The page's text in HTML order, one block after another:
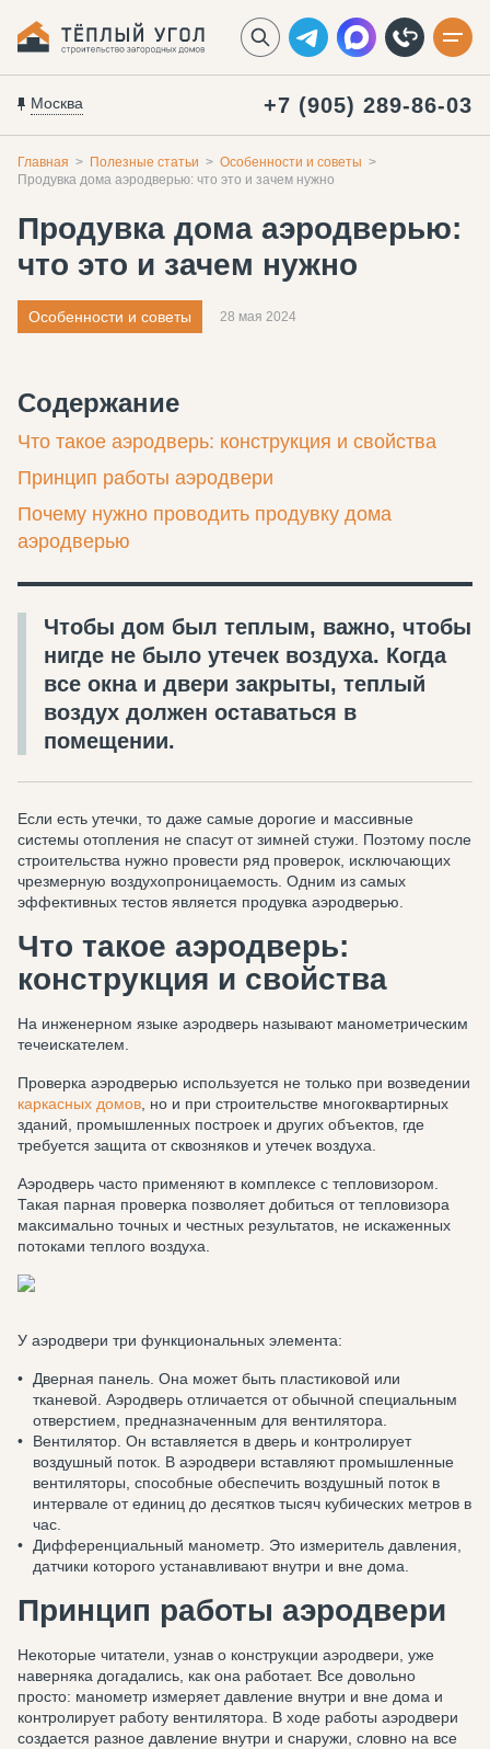
Москва +7 (905) 289-86-03
Главная Полезные статьи
Особенности и советы
Продувка дома аэродверью: что это и зачем нужно
Продувка дома аэродверью:
что это и зачем нужно
Особенности и советы 28 мая 2024
Содержание
Что такое аэродверь: конструкция и свойства
Принцип работы аэродвери
Почему нужно проводить продувку дома
аэродверью
Чтобы дом был теплым, важно, чтобы
нигде не было утечек воздуха. Когда
все окна и двери закрыты, теплый
воздух должен оставаться в
помещении.
Если есть утечки, то даже самые дорогие и массивные
системы отопления не спасут от зимней стужи. Поэтому после
строительства нужно провести ряд проверок, исключающих
чрезмерную воздухопроницаемость. Одним из самых
эффективных тестов является продувка аэродверью.
Что такое аэродверь:
конструкция и свойства
На инженерном языке аэродверь называют манометрическим
течеискателем.
Проверка аэродверью используется не только при возведении
каркасных домов , но и при строительстве многоквартирных
зданий, промышленных построек и других объектов, где
требуется защита от сквозняков и утечек воздуха.
Аэродверь часто применяют в комплексе с тепловизором.
Такая парная проверка позволяет добиться от тепловизора
максимально точных и честных результатов, не искаженных
потоками теплого воздуха.
У аэродвери три функциональных элемента:
Дверная панель. Она может быть пластиковой или
тканевой. Аэродверь отличается от обычной специальным
отверстием, предназначенным для вентилятора.
Вентилятор. Он вставляется в дверь и контролирует
воздушный поток. В аэродвери вставляют промышленные
вентиляторы, способные обеспечить воздушный поток в
интервале от единиц до десятков тысяч кубических метров в
час.
Дифференциальный манометр. Это измеритель давления,
датчики которого устанавливают внутри и вне дома.
Принцип работы аэродвери
Некоторые читатели, узнав о конструкции аэродвери, уже
наверняка догадались, как она работает. Все довольно
просто: манометр измеряет давление внутри и вне дома и
контролирует работу вентилятора. В ходе работы аэродвери
создается разное давление внутри и снаружи, словно на все